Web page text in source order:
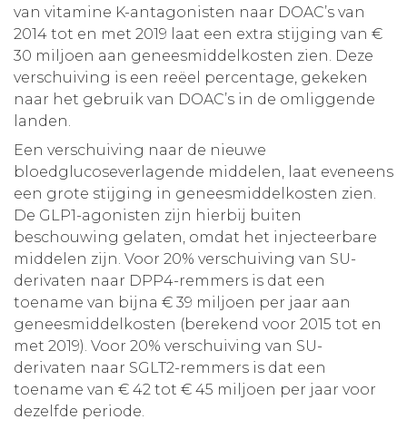
van vitamine K-antagonisten naar DOAC’s van
2014 tot en met 2019 laat een extra stijging van €
30 miljoen aan geneesmiddelkosten zien. Deze
verschuiving is een reëel percentage, gekeken
naar het gebruik van DOAC’s in de omliggende
landen.
Een verschuiving naar de nieuwe
bloedglucoseverlagende middelen, laat eveneens
een grote stijging in geneesmiddelkosten zien.
De GLP1-agonisten zijn hierbij buiten
beschouwing gelaten, omdat het injecteerbare
middelen zijn. Voor 20% verschuiving van SU-
derivaten naar DPP4-remmers is dat een
toename van bijna € 39 miljoen per jaar aan
geneesmiddelkosten (berekend voor 2015 tot en
met 2019). Voor 20% verschuiving van SU-
derivaten naar SGLT2-remmers is dat een
toename van € 42 tot € 45 miljoen per jaar voor
dezelfde periode.